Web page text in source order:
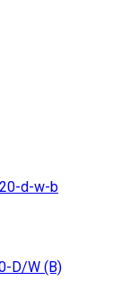
D/W (B)